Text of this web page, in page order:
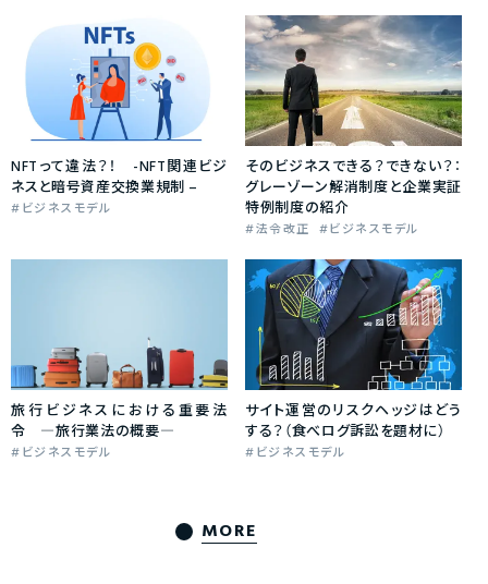
NFTって違法？！ -NFT関連ビジ
ネスと暗号資産交換業規制 –
ビジネスモデル
そのビジネスできる？できない？：
グレーゾーン解消制度と企業実証
特例制度の紹介
法令改正 ビジネスモデル
旅行ビジネスにおける重要法
令 ―旅行業法の概要―
ビジネスモデル
サイト運営のリスクヘッジはどう
する？（食べログ訴訟を題材に）
ビジネスモデル
MORE